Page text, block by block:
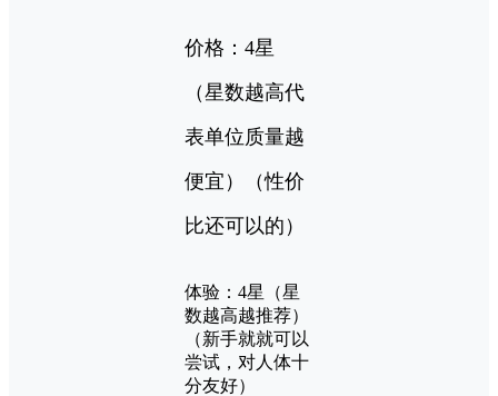
价格：4星
（星数越高代
表单位质量越
便宜）（性价
比还可以的）
体验：4星（星
数越高越推荐）
（新手就就可以
尝试，对人体十
分友好）